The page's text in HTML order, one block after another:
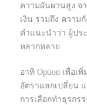
ความผันผวนสูง จ
เงิน รวมถึง ความ
คำแนะนำว่า ผู้ปร
หลากหลาย
อาทิ Option เพื่อเ
อัตราแลกเปลี่ยน
การเลือกทำธุรกร